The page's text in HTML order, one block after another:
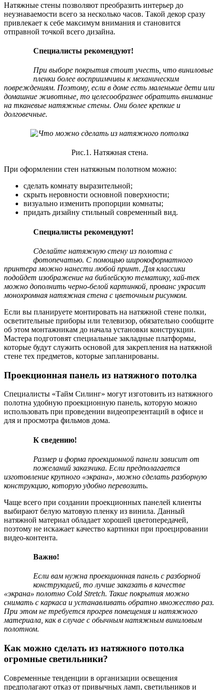
Натяжные стены позволяют преобразить интерьер до
неузнаваемости всего за несколько часов. Такой декор сразу
привлекает к себе максимум внимания и становится
отправной точкой всего дизайна.
Специалисты рекомендуют!
При выборе покрытия стоит учесть, что виниловые
пленки более восприимчивы к механическим
повреждениям. Поэтому, если в доме есть маленькие дети или
домашние животные, то целесообразнее обратить внимание
на тканевые натяжные стены. Они более крепкие и
долговечные.
Рис.1. Натяжная стена.
При оформлении стен натяжным полотном можно:
сделать комнату выразительной;
скрыть неровности основной поверхности;
визуально изменить пропорции комнаты;
придать дизайну стильный современный вид.
Специалисты рекомендуют!
Сделайте натяжную стену из полотна с
фотопечатью. С помощью широкоформатного
принтера можно нанести любой принт. Для классики
подойдет изображение на библейскую тематику, хай-тек
можно дополнить черно-белой картинкой, прованс украсит
монохромная натяжная стена с цветочным рисунком.
Если вы планируете монтировать на натяжной стене полки,
осветительные приборы или телевизор, обязательно сообщите
об этом монтажникам до начала установки конструкции.
Мастера подготовят специальные закладные платформы,
которые будут служить основой для закрепления на натяжной
стене тех предметов, которые запланированы.
Проекционная панель из натяжного потолка
Специалисты «Тайм Силинг» могут изготовить из натяжного
полотна удобную проекционную панель, которую можно
использовать при проведении видеопрезентаций в офисе и
для и просмотра фильмов дома.
К сведению!
Размер и форма проекционной панели зависит от
пожеланий заказчика. Если предполагается
изготовление крупного «экрана», можно сделать разборную
конструкцию, которую удобно перевозить.
Чаще всего при создании проекционных панелей клиенты
выбирают белую матовую пленку из винила. Данный
натяжной материал обладает хорошей цветопередачей,
поэтому не искажает качество картинки при проецировании
видео-контента.
Важно!
Если вам нужна проекционная панель с разборной
конструкцией, то лучше заказать в качестве
«экрана» полотно Cold Stretch. Такие покрытия можно
снимать с каркаса и устанавливать обратно множество раз.
При этом не требуется прогрев помещения и натяжного
материала, как в случае с обычным натяжным виниловым
полотном.
Как можно сделать из натяжного потолка
огромные светильники?
Современные тенденции в организации освещения
предполагают отказ от привычных ламп, светильников и